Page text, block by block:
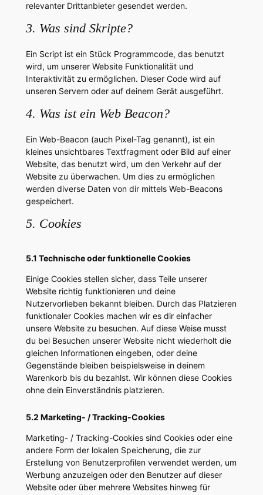
relevanter Drittanbieter gesendet werden.
3. Was sind Skripte?
Ein Script ist ein Stück Programmcode, das benutzt
wird, um unserer Website Funktionalität und
Interaktivität zu ermöglichen. Dieser Code wird auf
unseren Servern oder auf deinem Gerät ausgeführt.
4. Was ist ein Web Beacon?
Ein Web-Beacon (auch Pixel-Tag genannt), ist ein
kleines unsichtbares Textfragment oder Bild auf einer
Website, das benutzt wird, um den Verkehr auf der
Website zu überwachen. Um dies zu ermöglichen
werden diverse Daten von dir mittels Web-Beacons
gespeichert.
5. Cookies
5.1 Technische oder funktionelle Cookies
Einige Cookies stellen sicher, dass Teile unserer
Website richtig funktionieren und deine
Nutzervorlieben bekannt bleiben. Durch das Platzieren
funktionaler Cookies machen wir es dir einfacher
unsere Website zu besuchen. Auf diese Weise musst
du bei Besuchen unserer Website nicht wiederholt die
gleichen Informationen eingeben, oder deine
Gegenstände bleiben beispielsweise in deinem
Warenkorb bis du bezahlst. Wir können diese Cookies
ohne dein Einverständnis platzieren.
5.2 Marketing- / Tracking-Cookies
Marketing- / Tracking-Cookies sind Cookies oder eine
andere Form der lokalen Speicherung, die zur
Erstellung von Benutzerprofilen verwendet werden, um
Werbung anzuzeigen oder den Benutzer auf dieser
Website oder über mehrere Websites hinweg für